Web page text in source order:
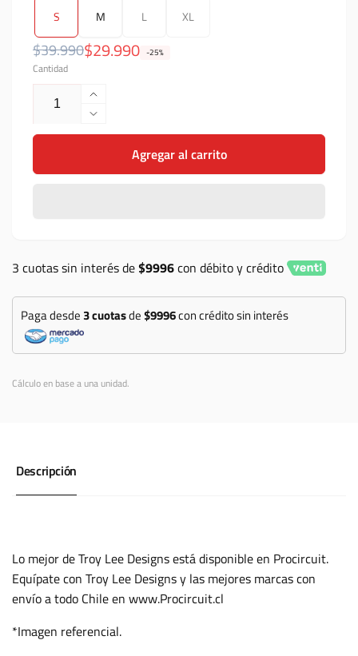
S M L XL
Precio
habitual
$39.990
Precio
de
oferta
$29.990 -25%
Cantidad
Aumentar
cantidad
para
Polera
Reducir
cantidad
Polera
Agregar al carrito
3 cuotas sin interés de$9996con débito y crédito
Paga desde 3 cuotasde$9996con crédito sin interés
Cálculo en base a una unidad.
Descripción
Lo mejor de Troy Lee Designs está disponible en Procircuit.
Equípate con Troy Lee Designs y las mejores marcas con
envío a todo Chile en www.Procircuit.cl
*Imagen referencial.